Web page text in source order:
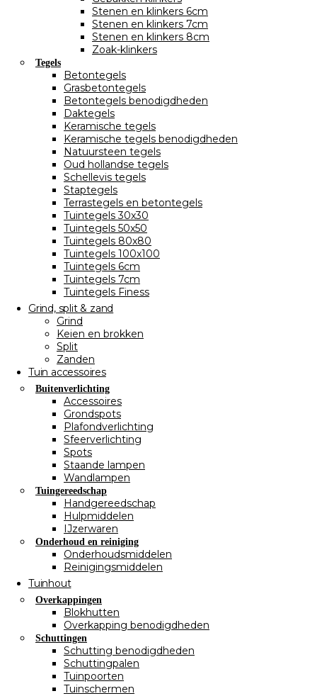
Stenen en klinkers 6cm
Stenen en klinkers 7cm
Stenen en klinkers 8cm
Zoak-klinkers
Tegels
Betontegels
Grasbetontegels
Betontegels benodigdheden
Daktegels
Keramische tegels
Keramische tegels benodigdheden
Natuursteen tegels
Oud hollandse tegels
Schellevis tegels
Staptegels
Terrastegels en betontegels
Tuintegels 30x30
Tuintegels 50x50
Tuintegels 80x80
Tuintegels 100x100
Tuintegels 6cm
Tuintegels 7cm
Tuintegels Finess
Grind, split & zand
Grind
Keien en brokken
Split
Zanden
Tuin accessoires
Buitenverlichting
Accessoires
Grondspots
Plafondverlichting
Sfeerverlichting
Spots
Staande lampen
Wandlampen
Tuingereedschap
Handgereedschap
Hulpmiddelen
IJzerwaren
Onderhoud en reiniging
Onderhoudsmiddelen
Reinigingsmiddelen
Tuinhout
Overkappingen
Blokhutten
Overkapping benodigdheden
Schuttingen
Schutting benodigdheden
Schuttingpalen
Tuinpoorten
Tuinschermen